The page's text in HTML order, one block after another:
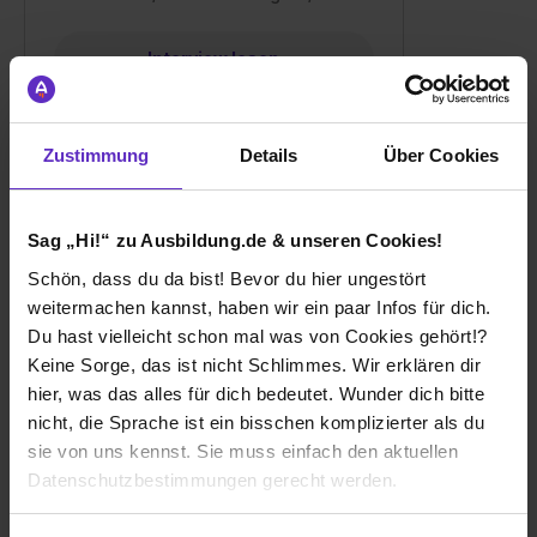
Zustimmung Details Über Cookies
Sag „Hi!“ zu Ausbildung.de & unseren Cookies!
Schön, dass du da bist! Bevor du hier ungestört
weitermachen kannst, haben wir ein paar Infos für dich.
Du hast vielleicht schon mal was von Cookies gehört!?
Keine Sorge, das ist nicht Schlimmes. Wir erklären dir
hier, was das alles für dich bedeutet. Wunder dich bitte
nicht, die Sprache ist ein bisschen komplizierter als du
sie von uns kennst. Sie muss einfach den aktuellen
Datenschutzbestimmungen gerecht werden.
Interview lesen
Durin Jouma
Industriemechaniker/in
Interview lesen